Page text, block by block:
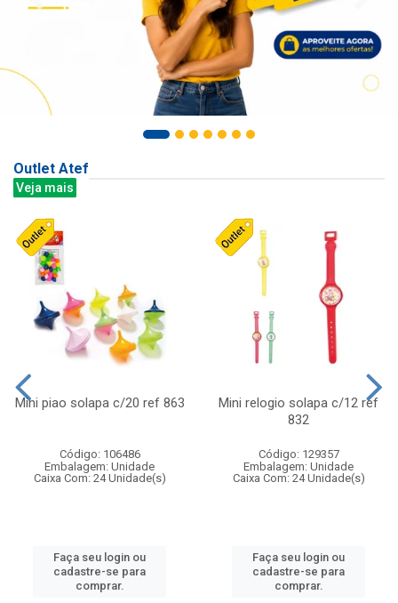
Outlet Atef
Veja mais
Mini piao solapa c/20 ref 863
Código: 106486
Embalagem: Unidade
Caixa Com: 24 Unidade(s)
Faça seu login ou
cadastre-se para
comprar.
Mini relogio solapa c/12 ref
832
Código: 129357
Embalagem: Unidade
Caixa Com: 24 Unidade(s)
Faça seu login ou
cadastre-se para
comprar.